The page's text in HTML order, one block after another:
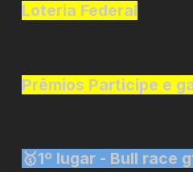
Loteria Federal
Prêmios Participe e
🥇1º lugar - Bull race